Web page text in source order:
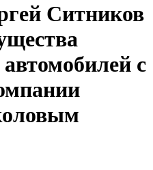
Ситников
с